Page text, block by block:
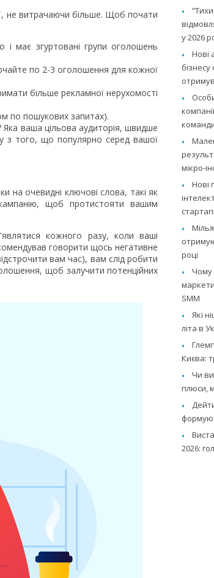
не витрачаючи більше. Щоб почати
має згуртовані групи оголошень
по 2-3 оголошення для кожної
більше рекламної нерухомості
по пошукових запитах).
ваша цільова аудиторія, швидше
з того, що популярно серед вашої
на очевидні ключові слова, такі як
щоб протистояти вашим
кожного разу, коли ваші
говорити щось негативне
вам час), вам слід робити
щоб залучити потенційних
у 2026
Нові
мікро-
Нові
році
Чому
SMM
Які
літа в
Києва:
Чи
плюси,
2026: